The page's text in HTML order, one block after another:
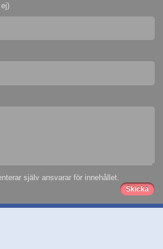
själv ansvarar för innehållet.